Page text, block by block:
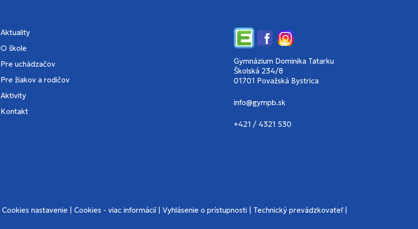
Aktuality
O škole
Pre uchádzačov
Pre žiakov a rodičov
Aktivity
Kontakt
EdupageFacebookInstagram
Gymnázium Dominika Tatarku
Školská 234/8
01701 Považská Bystrica
info@gympb.sk
+421 / 4321 530
Cookies nastavenie| Cookies - viac informácií| Vyhlásenie o prístupnosti| Technický prevádzkovateľ|